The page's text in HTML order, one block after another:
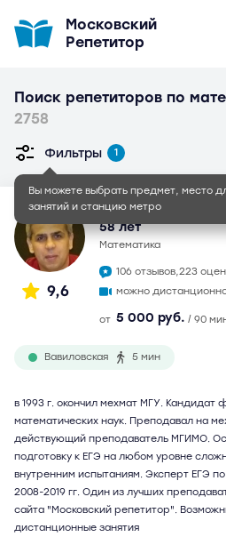
Московский
Репетитор
Поиск репетиторов по
2758
Вы можете выбрать предмет, место
занятий и станцию метро
Фильтры 1
9,6
Сахавет Маилович
58 лет
математика
106 отзывов,223
можно
от 5 000 руб. / 90
Вавиловская 5 мин
в 1993 г. окончил мехмат МГУ. Кандидат
математических наук. Преподавал на
действующий преподаватель МГИМО.
подготовку к ЕГЭ на любом уровне
внутренним испытаниям. Эксперт ЕГЭ
2008-2019 гг. Один из лучших
сайта "Московский репетитор".
дистанционные занятия